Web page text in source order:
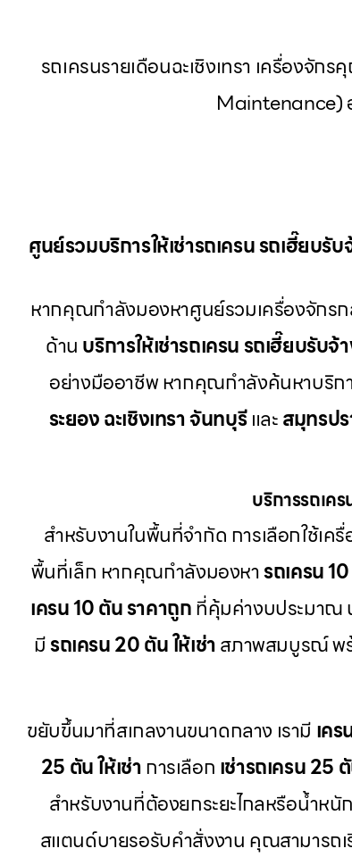
รถเครนรายเดือนฉะเชิงเทรา เครื่องจั
Maintenance)
ศูนย์รวมบริการให้เช่ารถเครน รถเฮี๊ยบ
หากคุณกำลังมองหาศูนย์รวมเครื่องจักร
ด้าน บริการให้เช่ารถเครน รถเฮี๊ยบรับ
อย่างมืออาชีพ หากคุณกำลังค้นหาบริก
ระยอง ฉะเชิงเทรา จันทบุรีและสมุทรป
บริการรถเค
สำหรับงานในพื้นที่จำกัด การเลือกใช้เค
พื้นที่เล็ก หากคุณกำลังมองหารถเครน
เครน 10 ตัน ราคาถูกที่คุ้มค่างบประมาณ
มีรถเครน 20 ตัน ให้เช่าสภาพสมบูรณ์ พ
ขยับขึ้นมาที่สเกลงานขนาดกลาง เรามี เค
25 ตัน ให้เช่าการเลือก เช่ารถเครน 25
สำหรับงานที่ต้องยกระยะไกลหรือน้ำหนั
สแตนด์บายรอรับคำสั่งงาน คุณสามารถ